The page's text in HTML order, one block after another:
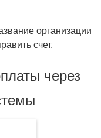
организации
счет.
через